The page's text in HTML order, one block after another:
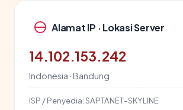
Alamat IP · Lokasi Server
14.102.153.242
Indonesia · Bandung
ISP / Penyedia:SAPTANET-SKYLINE